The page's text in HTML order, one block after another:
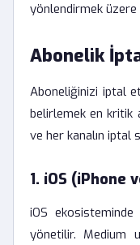
yönlendirmek üzere
Abonelik
Aboneliğinizi iptal
belirlemek en kritik
ve her kanalın iptal
1. iOS (iPhone
iOS
yönetilir. Medium